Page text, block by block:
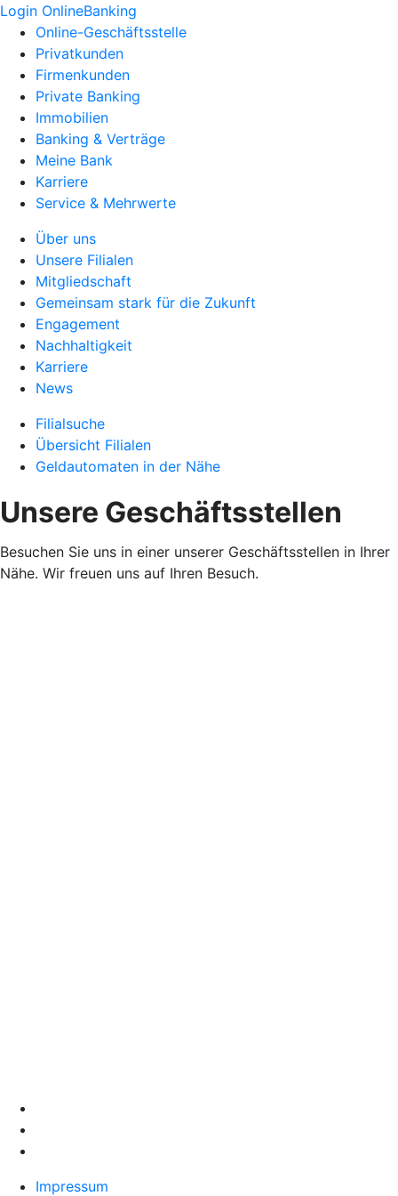
Login OnlineBanking
Online-Geschäftsstelle
Privatkunden
Firmenkunden
Private Banking
Immobilien
Banking & Verträge
Meine Bank
Karriere
Service & Mehrwerte
Über uns
Unsere Filialen
Mitgliedschaft
Gemeinsam stark für die Zukunft
Engagement
Nachhaltigkeit
Karriere
News
Filialsuche
Übersicht Filialen
Geldautomaten in der Nähe
Unsere Geschäftsstellen
Besuchen Sie uns in einer unserer Geschäftsstellen in Ihrer
Nähe. Wir freuen uns auf Ihren Besuch.
Impressum